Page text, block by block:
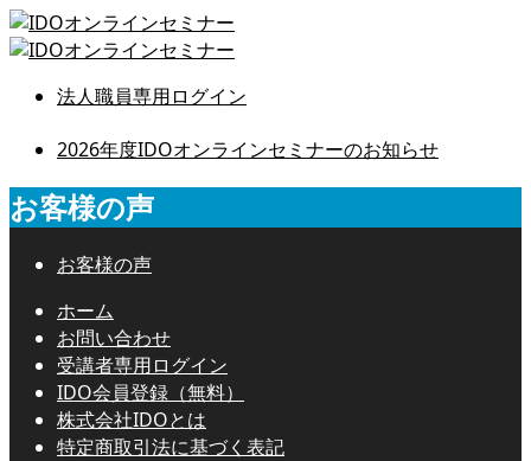
法人職員専用ログイン
2026年度IDOオンラインセミナーのお知らせ
お客様の声
お客様の声
ホーム
お問い合わせ
受講者専用ログイン
IDO会員登録（無料）
株式会社IDOとは
特定商取引法に基づく表記